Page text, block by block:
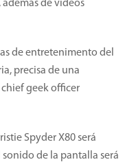
, además de videos
de entretenimento del
precisa de una
chief geek officer
Spyder X80 será
de la pantalla será